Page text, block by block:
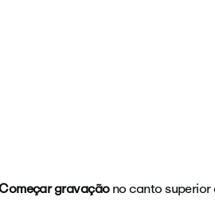
gravaçãono canto